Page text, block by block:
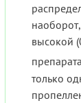
высокой
только